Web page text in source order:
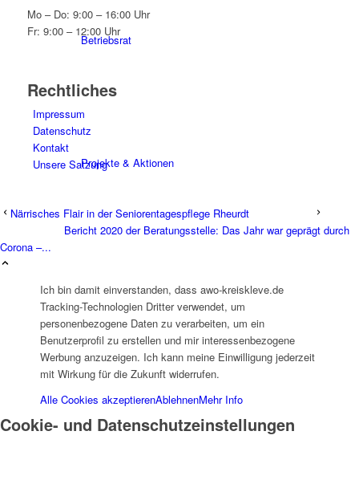
Betriebsrat
Projekte & Aktionen
AG Wohlfahrt im Kreis Kleve
Links
Mo – Do: 9:00 – 16:00 Uhr
Fr: 9:00 – 12:00 Uhr
Rechtliches
Impressum
Datenschutz
Kontakt
Unsere Satzung
Närrisches Flair in der Seniorentagespflege Rheurdt
Bericht 2020 der Beratungsstelle: Das Jahr war geprägt durch
Corona –...
Ich bin damit einverstanden, dass awo-kreiskleve.de
Tracking-Technologien Dritter verwendet, um
personenbezogene Daten zu verarbeiten, um ein
Benutzerprofil zu erstellen und mir interessenbezogene
Werbung anzuzeigen. Ich kann meine Einwilligung jederzeit
mit Wirkung für die Zukunft widerrufen.
Alle Cookies akzeptierenAblehnenMehr Info
Cookie- und Datenschutzeinstellungen